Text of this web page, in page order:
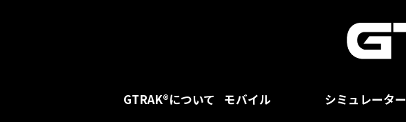
GTRAK®について モバイル シミュレーター